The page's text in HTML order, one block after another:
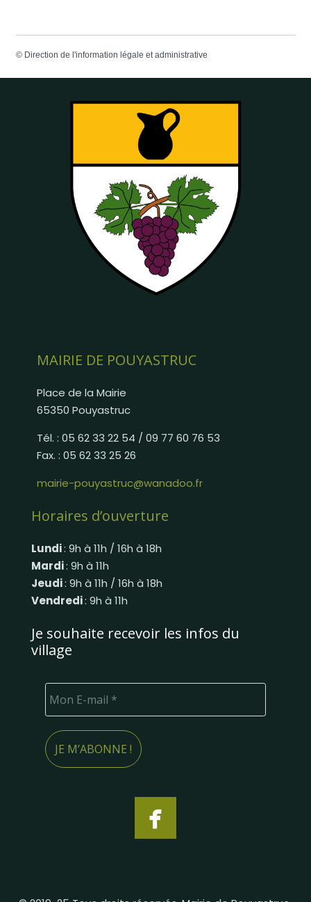
© Direction de l'information légale et administrative
MAIRIE DE POUYASTRUC
Place de la Mairie
65350 Pouyastruc
Tél. : 05 62 33 22 54 / 09 77 60 76 53
Fax. : 05 62 33 25 26
mairie-pouyastruc@wanadoo.fr
Horaires d’ouverture
Lundi: 9h à 11h / 16h à 18h
Mardi: 9h à 11h
Jeudi: 9h à 11h / 16h à 18h
Vendredi: 9h à 11h
Je souhaite recevoir les infos du
village